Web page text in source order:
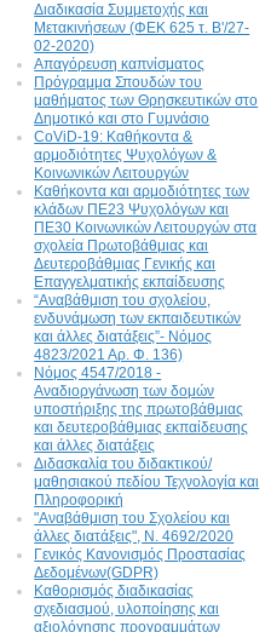
Διαδικασία Συμμετοχής και
Μετακινήσεων (ΦΕΚ 625 τ. Β'/27-
02-2020)
Απαγόρευση καπνίσματος
Πρόγραμμα Σπουδών του
μαθήματος των Θρησκευτικών στο
Δημοτικό και στο Γυμνάσιο
CoViD-19: Kαθήκοντα &
αρμοδιότητες Ψυχολόγων &
Κοινωνικών Λειτουργών
Καθήκοντα και αρμοδιότητες των
κλάδων ΠΕ23 Ψυχολόγων και
ΠΕ30 Κοινωνικών Λειτουργών στα
σχολεία Πρωτοβάθμιας και
Δευτεροβάθμιας Γενικής και
Επαγγελματικής εκπαίδευσης
“Αναβάθμιση του σχολείου,
ενδυνάμωση των εκπαιδευτικών
και άλλες διατάξεις”- Νόμος
4823/2021 Αρ. Φ. 136)
Νόμος 4547/2018 -
Αναδιοργάνωση των δομών
υποστήριξης της πρωτοβάθμιας
και δευτεροβάθμιας εκπαίδευσης
και άλλες διατάξεις
Διδασκαλία του διδακτικού/
μαθησιακού πεδίου Τεχνολογία και
Πληροφορική
"Αναβάθμιση του Σχολείου και
άλλες διατάξεις", N. 4692/2020
Γενικός Κανονισμός Προστασίας
Δεδομένων(GDPR)
Καθορισμός διαδικασίας
σχεδιασμού, υλοποίησης και
αξιολόγησης προγραμμάτων